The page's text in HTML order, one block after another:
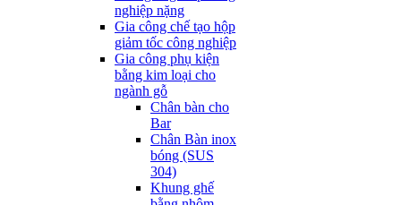
nghiệp nặng
Gia công chế tạo hộp
giảm tốc công nghiệp
Gia công phụ kiện
bằng kim loại cho
ngành gỗ
Chân bàn cho
Bar
Chân Bàn inox
bóng (SUS
304)
Khung ghế